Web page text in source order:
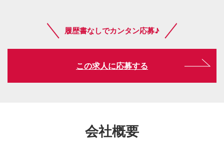
履歴書なしでカンタン応募♪
この求人に応募する
会社概要